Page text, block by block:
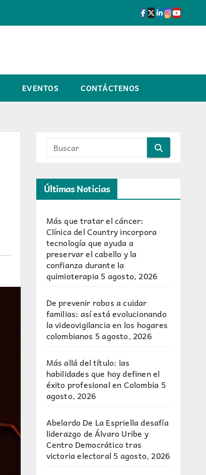
EVENTOS CONTÁCTENOS
Últimas Noticias
Más que tratar el cáncer:
Clínica del Country incorpora
tecnología que ayuda a
preservar el cabello y la
confianza durante la
quimioterapia5 agosto, 2026
De prevenir robos a cuidar
familias: así está evolucionando
la videovigilancia en los hogares
colombianos 5 agosto, 2026
Más allá del título: las
habilidades que hoy definen el
éxito profesional en Colombia 5
agosto, 2026
Abelardo De La Espriella desafía
liderazgo de Álvaro Uribe y
Centro Democrático tras
victoria electoral 5 agosto, 2026